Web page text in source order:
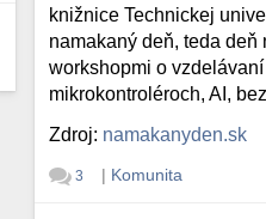
knižnice Technickej
namakaný deň, teda deň
workshopmi o
mikrokontroléroch, AI,
Zdroj: namakanyden.sk
3 | Komunita